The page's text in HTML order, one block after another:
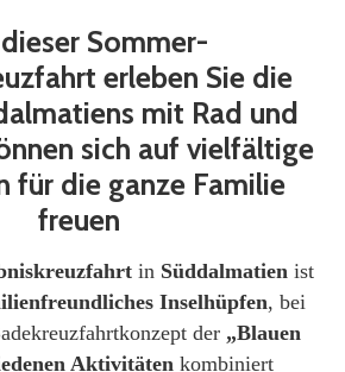
Sommer-
erleben Sie die
mit Rad und
sich auf vielfältige
für die ganze Familie
freuen
in Süddalmatien ist
Inselhüpfen, bei
der „Blauen
Aktivitäten kombiniert